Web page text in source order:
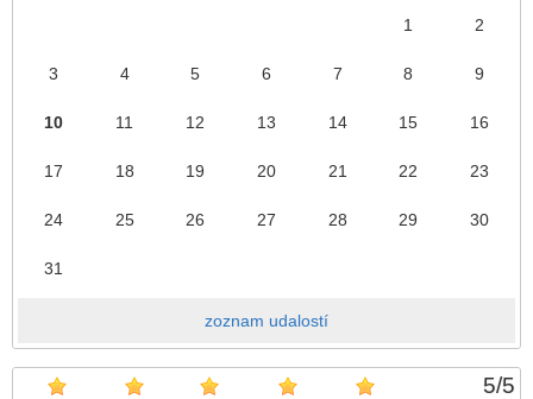
1 2
3 4 5 6 7 8 9
10 11 12 13 14 15 16
17 18 19 20 21 22 23
24 25 26 27 28 29 30
31
zoznam udalostí
5/5